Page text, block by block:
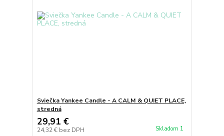
Sviečka Yankee Candle - A CALM & QUIET PLACE,
stredná
29,91 €
24,32 € bez DPH Skladom 1